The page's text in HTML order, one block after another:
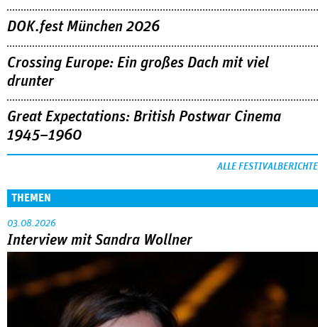
DOK.fest München 2026
Crossing Europe: Ein großes Dach mit viel
drunter
Great Expectations: British Postwar Cinema
1945–1960
ALLE FESTIVALBERICHTE
THEMEN
03.08.2026
Interview mit Sandra Wollner